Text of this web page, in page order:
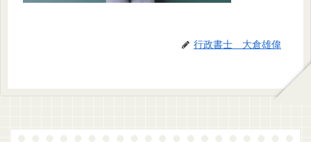
行政書士 大倉雄偉